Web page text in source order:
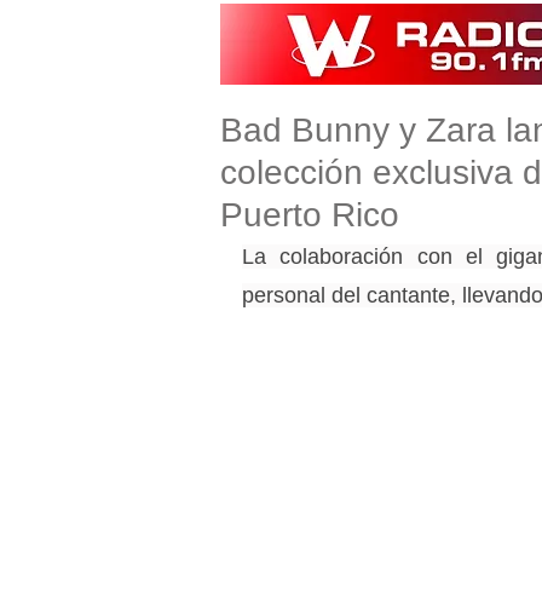
Bad Bunny y Zara
colección exclusiva
Puerto Rico
La colaboración con el
personal del cantante,